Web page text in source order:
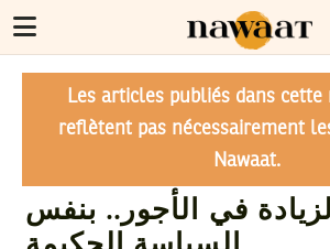
Les articles publiés dans cette
reflètent pas nécessairement
Nawaat.
في الأجور.. بنفس